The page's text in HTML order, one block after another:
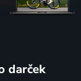
darček